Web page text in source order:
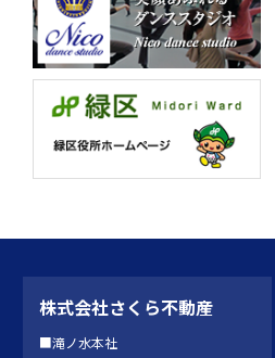
株式会社さくら不動産
■滝ノ水本社